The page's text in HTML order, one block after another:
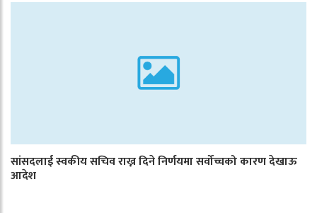
सांसदलाई स्वकीय सचिव राख्न दिने निर्णयमा सर्वोच्चको कारण देखाऊ
आदेश